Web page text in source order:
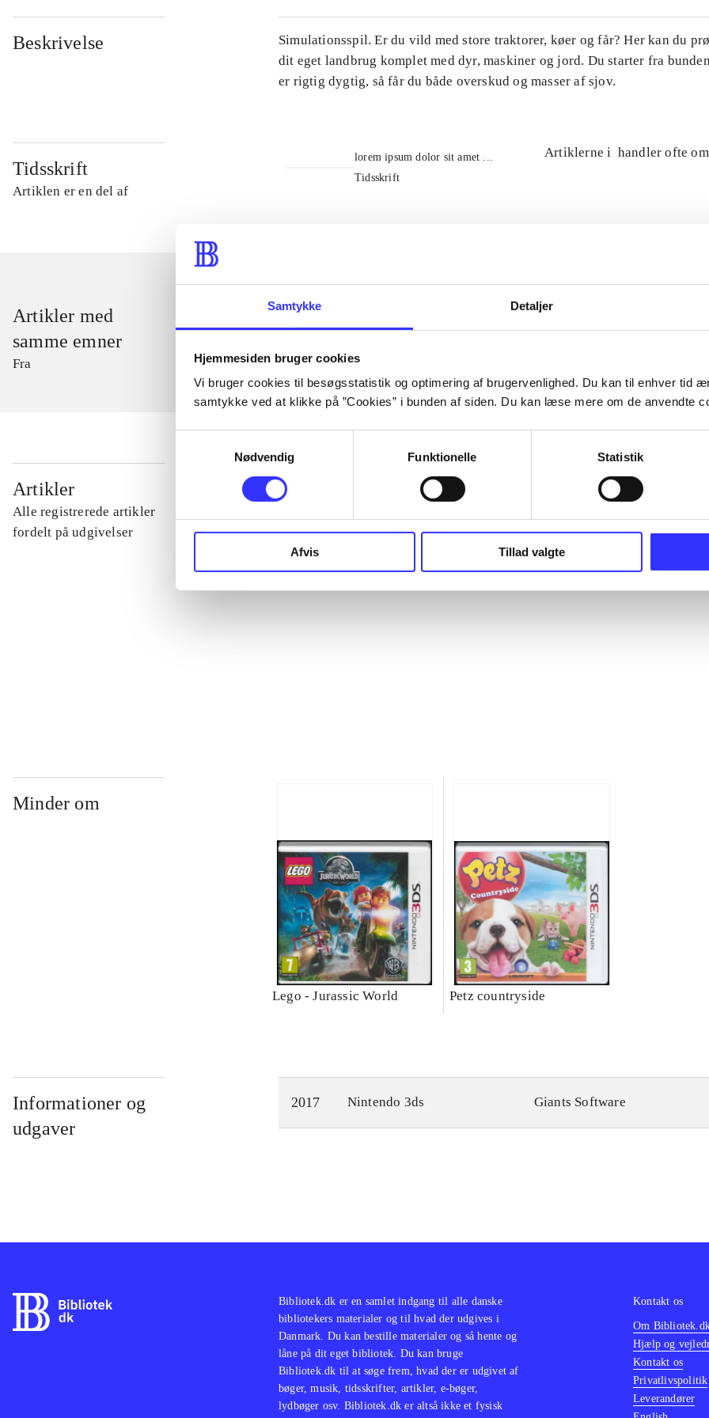
Samtykke Detaljer
Hjemmesiden bruger cookies
Vi bruger cookies til besøgsstatistik og optimering af brugervenlighed. Du kan til enhver tid
samtykke ved at klikke på ”Cookies” i bunden af siden. Du kan læse mere om de anvendte
Nødvendig
Funktionelle Statistik
Afvis Tillad valgte
Beskrivelse
Simulationsspil. Er du vild med store traktorer, køer og får? Her kan du
dit eget landbrug komplet med dyr, maskiner og jord. Du starter fra
er rigtig dygtig, så får du både overskud og masser af sjov.
Tidsskrift
Artiklen er en del af
lorem ipsum dolor sit amet ...
Tidsskrift
Artiklerne i handler ofte om
Artikler med
samme emner
Fra
Artikler
Alle registrerede artikler
fordelt på udgivelser
...
...
Minder om
Lego - Jurassic World Petz countryside
Informationer og
udgaver
2017 Nintendo 3ds Giants Software
Bibliotek.dk er en samlet indgang til alle danske
bibliotekers materialer og til hvad der udgives i
Danmark. Du kan bestille materialer og så hente og
låne på dit eget bibliotek. Du kan bruge
Bibliotek.dk til at søge frem, hvad der er udgivet af
bøger, musik, tidsskrifter, artikler, e-bøger,
lydbøger osv. Bibliotek.dk er altså ikke et fysisk
Kontakt os
Om
Hjælp og
Kontakt os
Privatlivspolitik
Leverandører